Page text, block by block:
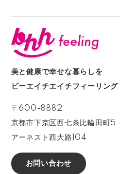
美と健康で幸せな暮らしを
ビーエイチエイチフィーリング
〒600-8882
京都市下京区西七条比輪田町5-1
アーネスト西大路104
お問い合わせ